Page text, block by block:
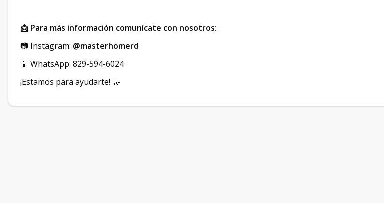
📩 Para más información comunícate con nosotros:
📷 Instagram: @masterhomerd
📱 WhatsApp: 829-594-6024
¡Estamos para ayudarte! 🤝